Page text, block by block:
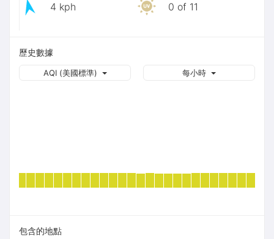
4 kph 0 of 11
歷史數據
每小時
AQI (美國標準)
包含的地點